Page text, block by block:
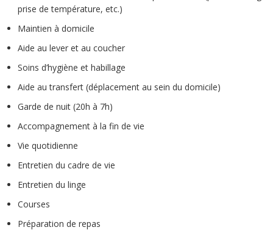
prise de température, etc.)
Maintien à domicile
Aide au lever et au coucher
Soins d’hygiène et habillage
Aide au transfert (déplacement au sein du domicile)
Garde de nuit (20h à 7h)
Accompagnement à la fin de vie
Vie quotidienne
Entretien du cadre de vie
Entretien du linge
Courses
Préparation de repas